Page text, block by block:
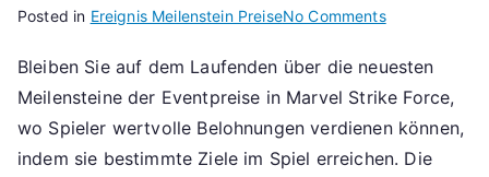
Posted in Ereignis Meilenstein PreiseNo Commentson
zu
der
Bleiben Sie auf dem Laufenden über die neuesten
Meilensteine der Eventpreise in Marvel Strike Force,
wo Spieler wertvolle Belohnungen verdienen können,
indem sie bestimmte Ziele im Spiel erreichen. Die